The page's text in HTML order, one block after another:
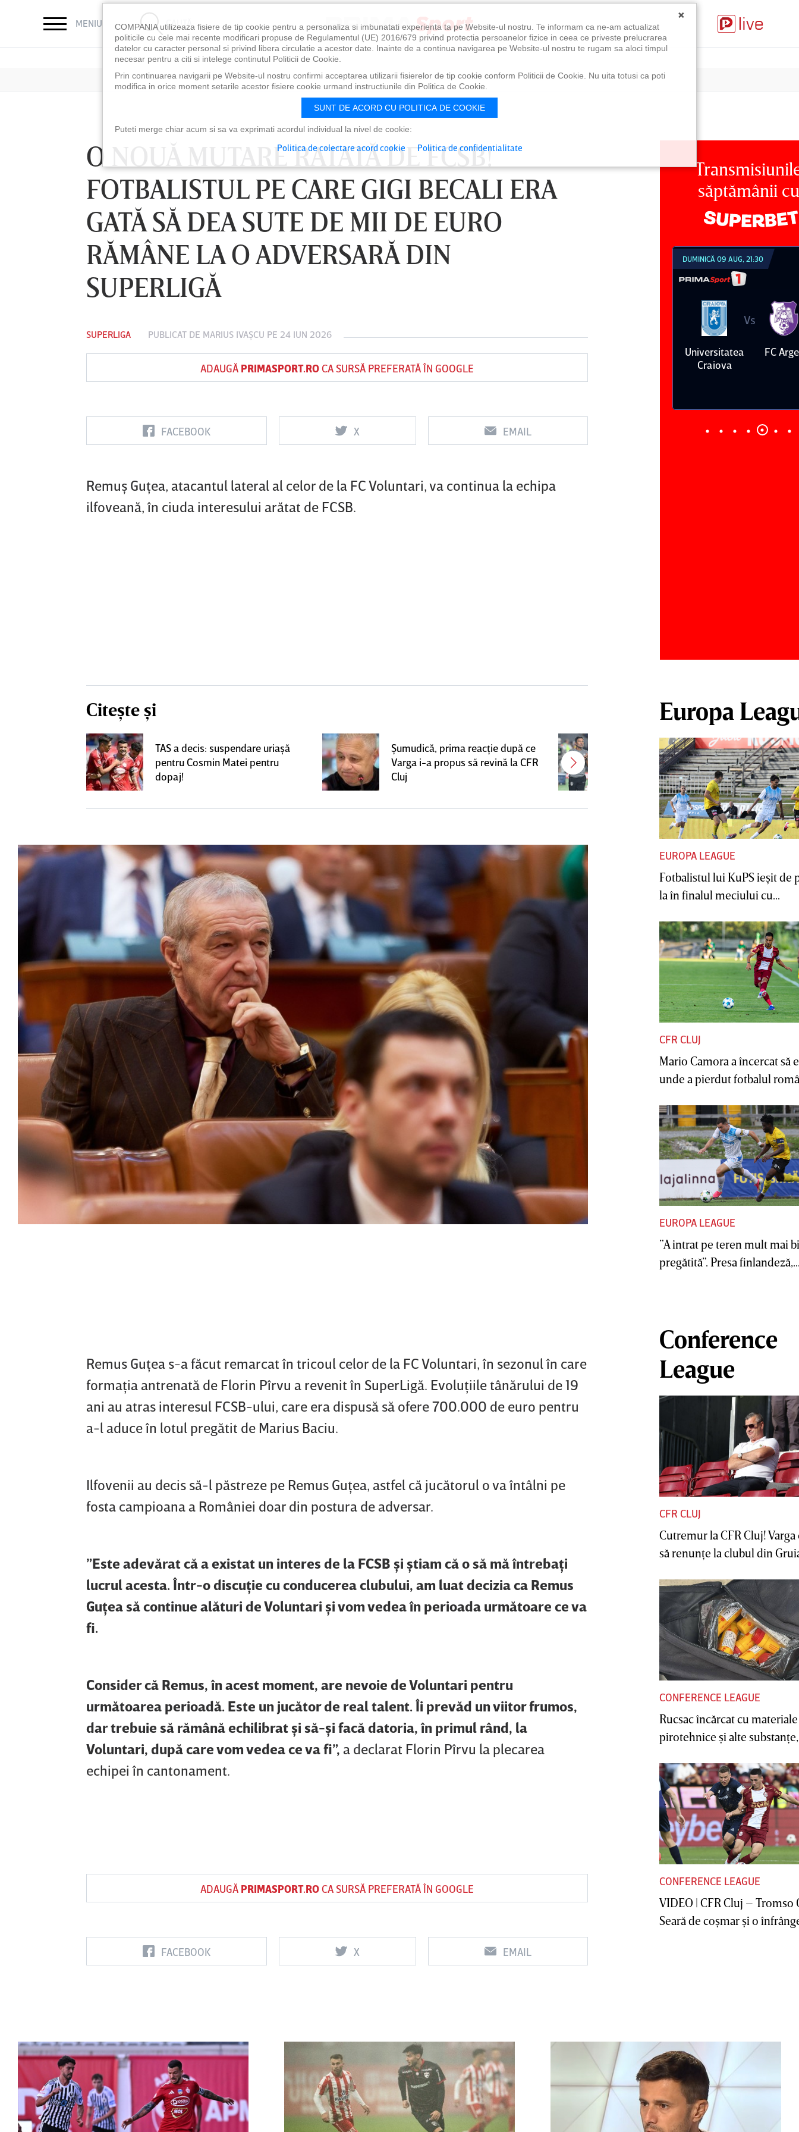
MENIU CAUTĂ
O NOUĂ MUTARE RATATĂ DE FCSB!
FOTBALISTUL PE CARE GIGI BECALI ERA
GATĂ SĂ DEA SUTE DE MII DE EURO
RĂMÂNE LA O ADVERSARĂ DIN
SUPERLIGĂ
SUPERLIGA PUBLICAT DE MARIUS IVAŞCU PE 24 IUN 2026
ADAUGĂ PRIMASPORT.ROCA SURSĂ PREFERATĂ ÎN GOOGLE
FACEBOOK X EMAIL
Remuş Guţea, atacantul lateral al celor de la FC Voluntari, va continua la echipa
ilfoveană, în ciuda interesului arătat de FCSB.
Citește și
TAS a decis: suspendare uriaşă
pentru Cosmin Matei pentru
dopaj!
Şumudică, prima reacţie după ce
Varga i-a propus să revină la CFR
Cluj
Antonio Folha urmează să fie
demis! Încă un nume mare de la
CFR Cluj ar putea fi OUT
Remus Guţea s-a făcut remarcat în tricoul celor de la FC Voluntari, în sezonul în care
formaţia antrenată de Florin Pîrvu a revenit în SuperLigă. Evoluţiile tânărului de 19
ani au atras interesul FCSB-ului, care era dispusă să ofere 700.000 de euro pentru
a-l aduce în lotul pregătit de Marius Baciu.
Ilfovenii au decis să-l păstreze pe Remus Guţea, astfel că jucătorul o va întâlni pe
fosta campioana a României doar din postura de adversar.
”Este adevărat că a existat un interes de la FCSB şi ştiam că o să mă întrebaţi
lucrul acesta. Într-o discuţie cu conducerea clubului, am luat decizia ca Remus
Guţea să continue alături de Voluntari şi vom vedea în perioada următoare ce va
fi.
Consider că Remus, în acest moment, are nevoie de Voluntari pentru
următoarea perioadă. Este un jucător de real talent. Îi prevăd un viitor frumos,
dar trebuie să rămână echilibrat şi să-şi facă datoria, în primul rând, la
Voluntari, după care vom vedea ce va fi”, a declarat Florin Pîrvu la plecarea
echipei în cantonament.
ADAUGĂ PRIMASPORT.ROCA SURSĂ PREFERATĂ ÎN GOOGLE
FACEBOOK X EMAIL
săptămânii cu
VINERI 07 AUG, 21:00
UTA Arad Rapid
SÂMBĂTĂ 08 AUG, 18:30
Farul
Constanţa
Csikszereda
SÂMBĂTĂ 08 AUG, 21:30
Dinamo FC Voluntari
Petrolul
DUMINICĂ 09 AUG, 21:30
Universitatea
Craiova
Vs
FC
Europa
EUROPA LEAGUE
Fotbalistul lui KuPS ieşit de
la în finalul meciului cu...
CFR CLUJ
Mario Camora a încercat să
unde a pierdut fotbalul
EUROPA LEAGUE
”A intrat pe teren mult mai
pregătită”. Presa
Conference
League
CFR CLUJ
Cutremur la CFR Cluj! Varga
să renunţe la clubul din
CONFERENCE LEAGUE
Rucsac încărcat cu materiale
pirotehnice şi alte substanţe,
CONFERENCE LEAGUE
VIDEO | CFR Cluj – Tromso
Seară de coşmar şi o
×
COMPANIA utilizeaza fisiere de tip cookie pentru a personaliza si imbunatati experienta ta pe Website-ul nostru. Te informam ca ne-am actualizat
politicile cu cele mai recente modificari propuse de Regulamentul (UE) 2016/679 privind protectia persoanelor fizice in ceea ce priveste prelucrarea
datelor cu caracter personal si privind libera circulatie a acestor date. Inainte de a continua navigarea pe Website-ul nostru te rugam sa aloci timpul
necesar pentru a citi si intelege continutul Politicii de Cookie.
Prin continuarea navigarii pe Website-ul nostru confirmi acceptarea utilizarii fisierelor de tip cookie conform Politicii de Cookie. Nu uita totusi ca poti
modifica in orice moment setarile acestor fisiere cookie urmand instructiunile din Politica de Cookie.
SUNT DE ACORD CU POLITICA DE COOKIE
Puteti merge chiar acum si sa va exprimati acordul individual la nivel de cookie:
Politica de colectare acord cookie Politica de confidentialitate